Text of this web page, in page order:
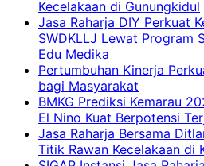
Kecelakaan di Gunungkidul
Jasa Raharja DIY Perkuat
SWDKLLJ Lewat Program
Edu Medika
Pertumbuhan Kinerja
bagi Masyarakat
BMKG Prediksi Kemarau
El Nino Kuat Berpotensi
Jasa Raharja Bersama
Titik Rawan Kecelakaan di